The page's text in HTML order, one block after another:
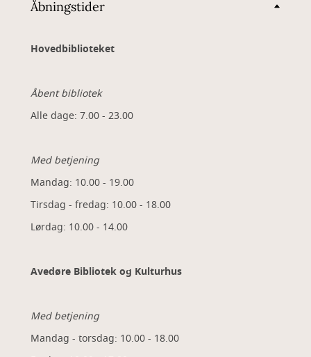
Åbningstider
Hovedbiblioteket
Åbent bibliotek
Alle dage: 7.00 - 23.00
Med betjening
Mandag: 10.00 - 19.00
Tirsdag - fredag: 10.00 - 18.00
Lørdag: 10.00 - 14.00
Avedøre Bibliotek og Kulturhus
Med betjening
Mandag - torsdag: 10.00 - 18.00